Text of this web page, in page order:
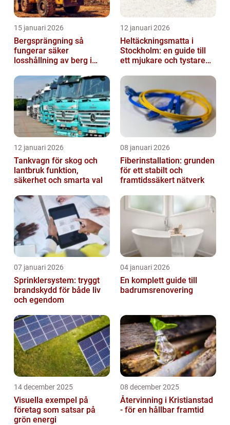
15 januari 2026
Bergsprängning så
fungerar säker
losshållning av berg i
12 januari 2026
Heltäckningsmatta i
Stockholm: en guide till
ett mjukare och tystare
12 januari 2026
Tankvagn för skog och
lantbruk funktion,
säkerhet och smarta val
08 januari 2026
Fiberinstallation: grunden
för ett stabilt och
framtidssäkert nätverk
07 januari 2026
Sprinklersystem: tryggt
brandskydd för både liv
och egendom
04 januari 2026
En komplett guide till
badrumsrenovering
14 december 2025
Visuella exempel på
företag som satsar på
grön energi
08 december 2025
Återvinning i Kristianstad
- för en hållbar framtid